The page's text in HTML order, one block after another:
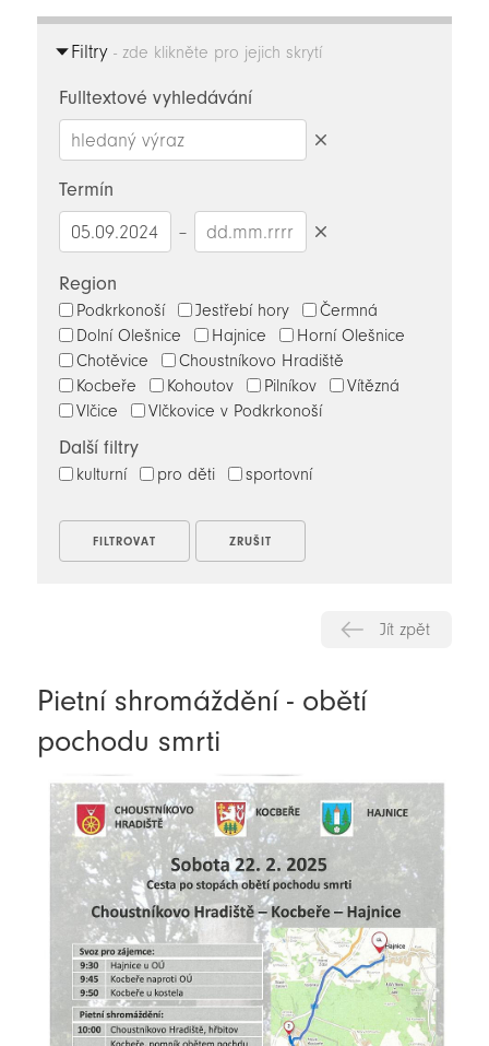
Feed
Filtry- zde klikněte pro jejich skrytí
Fulltextové vyhledávání
Termín
–
Region
Podkrkonoší Jestřebí hory
Čermná
Dolní Olešnice
Hajnice
Horní Olešnice
Chotěvice
Choustníkovo Hradiště
Kocbeře
Kohoutov Pilníkov
Vítězná
Vlčice
Vlčkovice v Podkrkonoší
Další filtry
kulturní pro děti sportovní
Jít zpět
Pietní shromáždění - obětí
pochodu smrti